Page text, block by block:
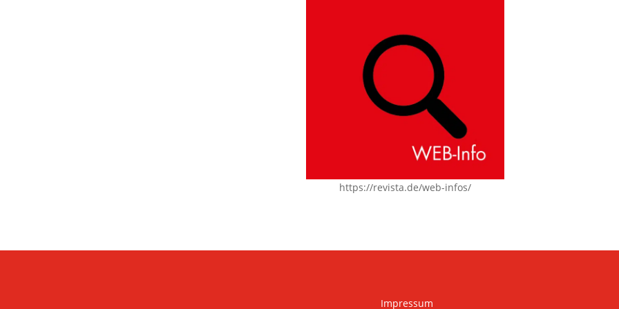
https://revista.de/web-infos/
Impressum